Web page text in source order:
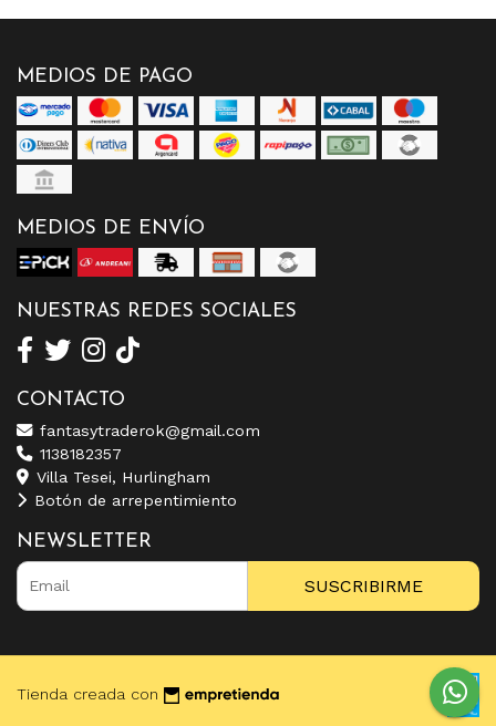
MEDIOS DE PAGO
MEDIOS DE ENVÍO
NUESTRAS REDES SOCIALES
CONTACTO
fantasytraderok@gmail.com
1138182357
Villa Tesei, Hurlingham
Botón de arrepentimiento
NEWSLETTER
SUSCRIBIRME
Tienda creada con